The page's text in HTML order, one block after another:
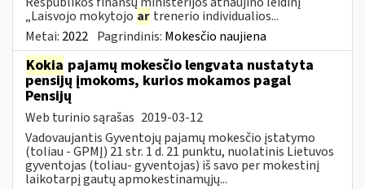
„Laisvojo mokytojo ar trenerio individualios...
Metai: 2022 Pagrindinis: Mokesčio naujiena
Kokia pajamų mokesčio lengvata nustatyta
pensijų įmokoms, kurios mokamos pagal
Pensijų
Web turinio sąrašas 2019-03-12
Vadovaujantis Gyventojų pajamų mokesčio įstatymo
(toliau - GPMĮ) 21 str. 1 d. 21 punktu, nuolatinis Lietuvos
gyventojas (toliau- gyventojas) iš savo per mokestinį
laikotarpį gautų apmokestinamųjų...